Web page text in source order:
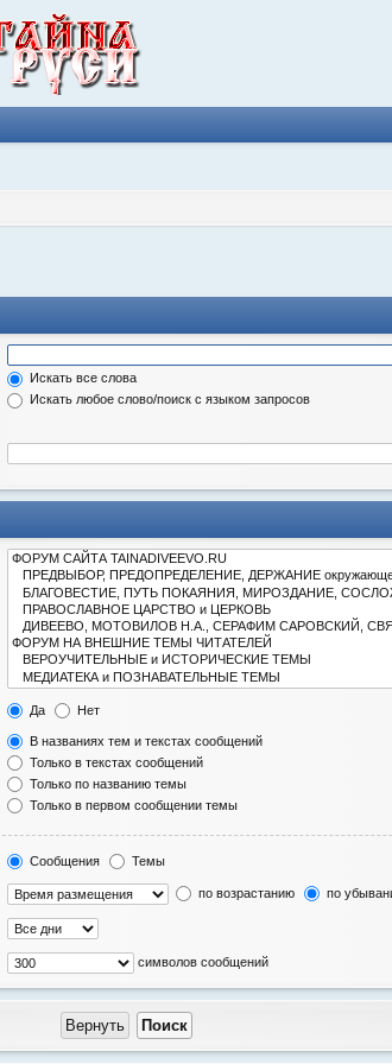
Искать все слова
Искать любое слово/поиск с языком запросов
Да Нет
В названиях тем и текстах сообщений
Только в текстах сообщений
Только по названию темы
Только в первом сообщении темы
Сообщения Темы
по возрастанию по
символов сообщений